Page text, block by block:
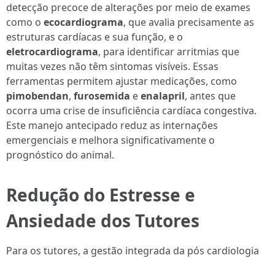
detecção precoce de alterações por meio de exames
como o ecocardiograma, que avalia precisamente as
estruturas cardíacas e sua função, e o
eletrocardiograma, para identificar arritmias que
muitas vezes não têm sintomas visíveis. Essas
ferramentas permitem ajustar medicações, como
pimobendan, furosemida eenalapril, antes que
ocorra uma crise de insuficiência cardíaca congestiva.
Este manejo antecipado reduz as internações
emergenciais e melhora significativamente o
prognóstico do animal.
Redução do Estresse e
Ansiedade dos Tutores
Para os tutores, a gestão integrada da pós cardiologia